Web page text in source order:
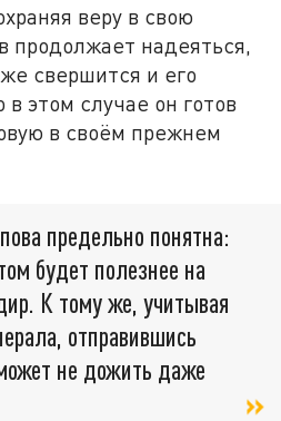
веру в свою
продолжает надеяться,
свершится и его
этом случае он готов
в своём прежнем
предельно понятна:
будет полезнее на
К тому же, учитывая
отправившись
не дожить даже